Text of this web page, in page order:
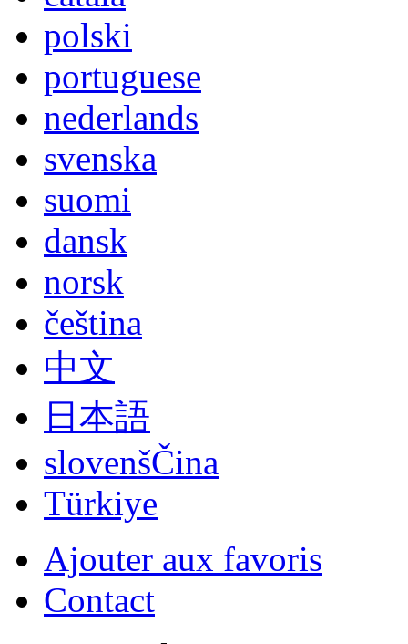
polski
portuguese
nederlands
svenska
suomi
dansk
norsk
čeština
中文
日本語
slovenšČina
Türkiye
Ajouter aux favoris
Contact